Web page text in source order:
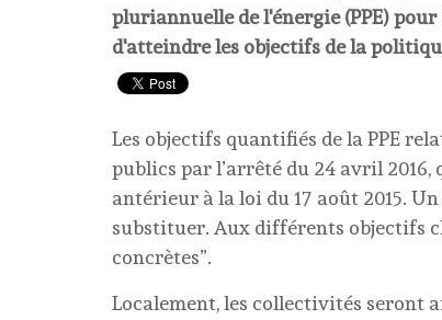
pluriannuelle de l'énergie (PPE)
d'atteindre les objectifs de la
Les objectifs quantifiés de la PPE
publics par l’arrêté du 24 avril
antérieur à la loi du 17 août 2015.
substituer. Aux différents objectifs
concrètes”.
Localement, les collectivités seront